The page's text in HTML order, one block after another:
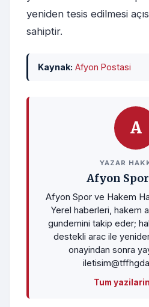
yeniden tesis edilmesi
sahiptir.
Kaynak: Afyon Postasi
A
YAZAR
Afyon
Afyon Spor ve Hakem
Yerel haberleri, hakem
gundemini takip eder;
destekli arac ile
onayindan sonra
Tum